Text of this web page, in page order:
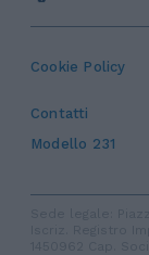
Cookie Policy
Contatti
Modello 231